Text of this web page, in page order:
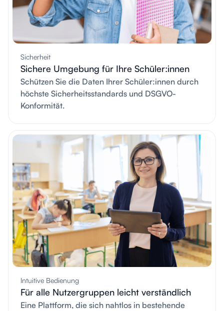
Sicherheit
Sichere Umgebung für Ihre Schüler:innen
Schützen Sie die Daten Ihrer Schüler:innen durch
höchste Sicherheitsstandards und DSGVO-
Konformität.
Intuitive Bedienung
Für alle Nutzergruppen leicht verständlich
Eine Plattform, die sich nahtlos in bestehende